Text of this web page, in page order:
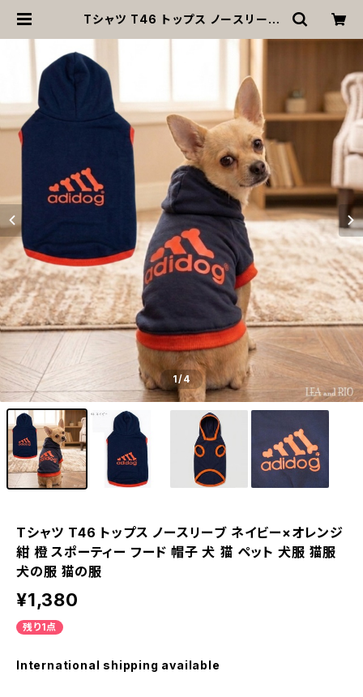
Tシャツ T46 トップス ノースリーブ
1/4
Tシャツ T46 トップス ノースリーブ ネイビー×オレンジ
紺 橙 スポーティー フード 帽子 犬 猫 ペット 犬服 猫服
犬の服 猫の服
¥1,380
残り1点
International shipping available